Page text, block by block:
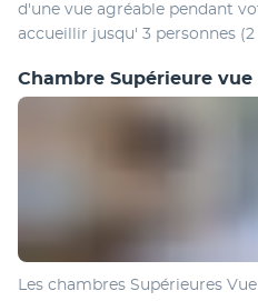
d'une vue agréable pendant
accueillir jusqu' 3 personnes (2
Chambre Supérieure
Les chambres Supérieures